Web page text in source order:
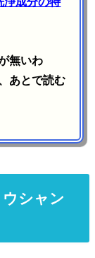
無いわ
あとで読む
ウシャン